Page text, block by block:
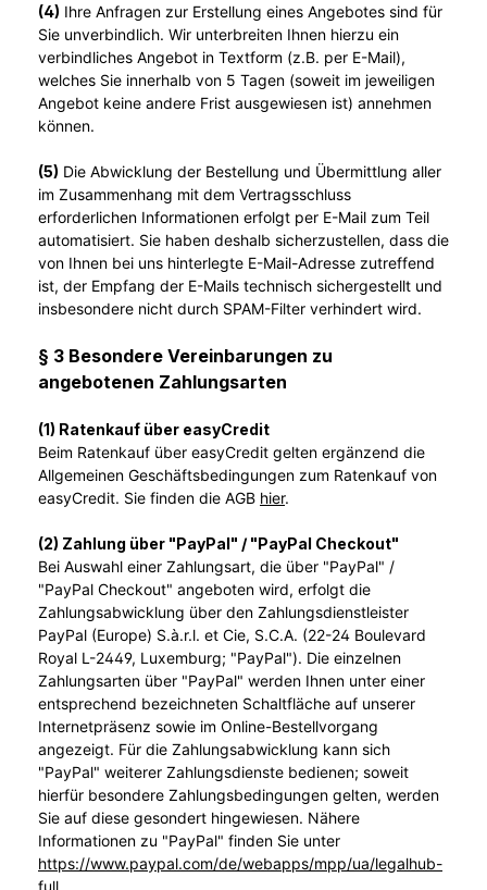
(4) Ihre Anfragen zur Erstellung eines Angebotes sind für
Sie unverbindlich. Wir unterbreiten Ihnen hierzu ein
verbindliches Angebot in Textform (z.B. per E-Mail),
welches Sie innerhalb von 5 Tagen (soweit im jeweiligen
Angebot keine andere Frist ausgewiesen ist) annehmen
können.
(5) Die Abwicklung der Bestellung und Übermittlung aller
im Zusammenhang mit dem Vertragsschluss
erforderlichen Informationen erfolgt per E-Mail zum Teil
automatisiert. Sie haben deshalb sicherzustellen, dass die
von Ihnen bei uns hinterlegte E-Mail-Adresse zutreffend
ist, der Empfang der E-Mails technisch sichergestellt und
insbesondere nicht durch SPAM-Filter verhindert wird.
§ 3 Besondere Vereinbarungen zu
angebotenen Zahlungsarten
(1) Ratenkauf über easyCredit
Beim Ratenkauf über easyCredit gelten ergänzend die
Allgemeinen Geschäftsbedingungen zum Ratenkauf von
easyCredit. Sie finden die AGB hier.
(2) Zahlung über "PayPal" / "PayPal Checkout"
Bei Auswahl einer Zahlungsart, die über "PayPal" /
"PayPal Checkout" angeboten wird, erfolgt die
Zahlungsabwicklung über den Zahlungsdienstleister
PayPal (Europe) S.à.r.l. et Cie, S.C.A. (22-24 Boulevard
Royal L-2449, Luxemburg; "PayPal"). Die einzelnen
Zahlungsarten über "PayPal" werden Ihnen unter einer
entsprechend bezeichneten Schaltfläche auf unserer
Internetpräsenz sowie im Online-Bestellvorgang
angezeigt. Für die Zahlungsabwicklung kann sich
"PayPal" weiterer Zahlungsdienste bedienen; soweit
hierfür besondere Zahlungsbedingungen gelten, werden
Sie auf diese gesondert hingewiesen. Nähere
Informationen zu "PayPal" finden Sie unter
https://www.paypal.com/de/webapps/mpp/ua/legalhub-
full